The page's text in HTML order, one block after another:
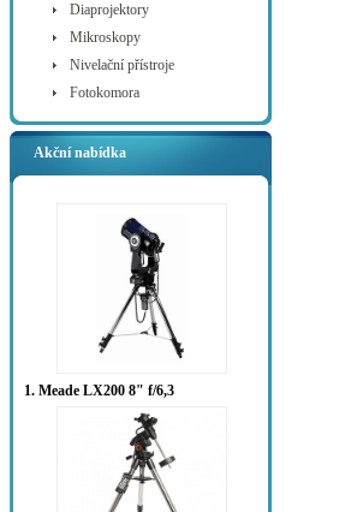
Diaprojektory
Mikroskopy
Nivelační přístroje
Fotokomora
Akční nabídka
1. Meade LX200 8" f/6,3